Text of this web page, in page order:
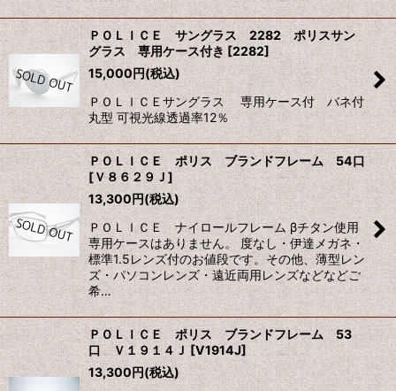
ＰＯＬＩＣＥ サングラス 2282 ポリスサン
グラス 専用ケース付き [2282]
15,000円(税込)
ＰＯＬＩＣＥサングラス 専用ケース付 バネ付
丸型 可視光線透過率12％
ＰＯＬＩＣＥ ポリス ブランドフレーム 54口
[Ｖ８６２９Ｊ ]
13,300円(税込)
ＰＯＬＩＣＥ ナイロールフレーム βチタン使用
専用ケースはありません。 度なし・伊達メガネ・
標準1.5レンズ付のお値段です。その他、薄型レン
ズ・パソコンレンズ・遠近両用レンズなどなどご
希…
ＰＯＬＩＣＥ ポリス ブランドフレーム 53
口 Ｖ１９１４Ｊ [V1914J]
13,300円(税込)